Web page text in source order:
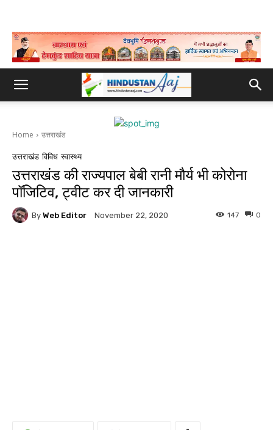
Home उत्तराखंड
उत्तराखंड विविध स्वास्थ्य
उत्तराखंड की राज्यपाल बेबी रानी मौर्य भी कोरोना
पॉजिटिव, ट्वीट कर दी जानकारी
By Web Editor November 22, 2020 0
147